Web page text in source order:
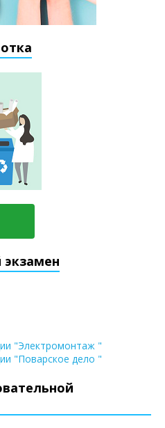
"Электромонтаж "
"Поварское дело "